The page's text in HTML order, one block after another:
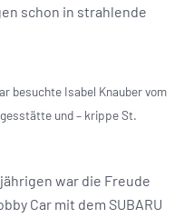
schon in strahlende
besuchte Isabel Knauber vom
und – krippe St.
war die Freude
Car mit dem SUBARU